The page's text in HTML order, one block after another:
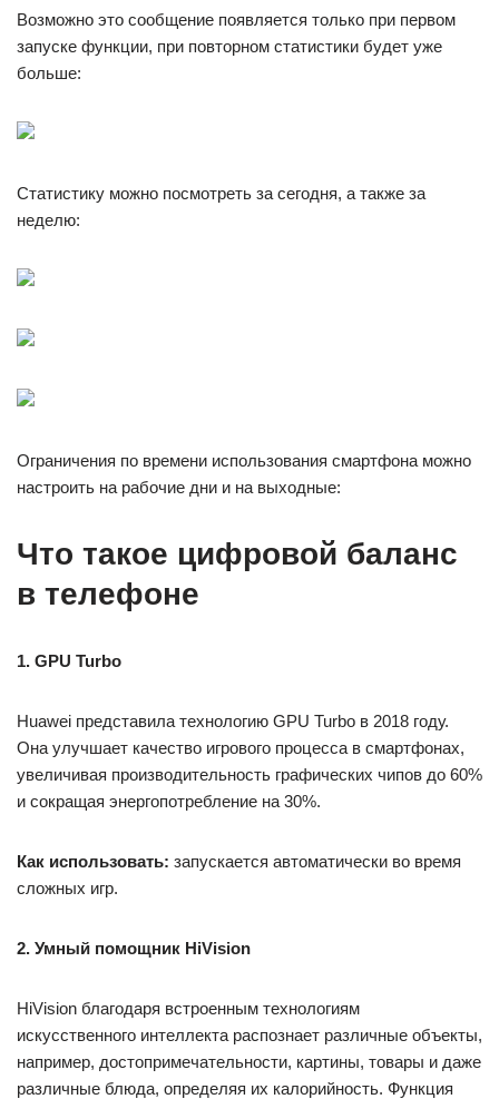
Возможно это сообщение появляется только при первом
запуске функции, при повторном статистики будет уже
больше:
Статистику можно посмотреть за сегодня, а также за
неделю:
Ограничения по времени использования смартфона можно
настроить на рабочие дни и на выходные:
Что такое цифровой баланс
в телефоне
1. GPU Turbo
Huawei представила технологию GPU Turbo в 2018 году.
Она улучшает качество игрового процесса в смартфонах,
увеличивая производительность графических чипов до 60%
и сокращая энергопотребление на 30%.
Как использовать: запускается автоматически во время
сложных игр.
2. Умный помощник HiVision
HiVision благодаря встроенным технологиям
искусственного интеллекта распознает различные объекты,
например, достопримечательности, картины, товары и даже
различные блюда, определяя их калорийность. Функция